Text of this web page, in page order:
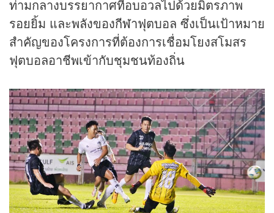
ท่ามกลางบรรยากาศที่อบอวลไปด้วยมิตรภาพ
รอยยิ้ม และพลังของกีฬาฟุตบอล ซึ่งเป็นเป้าหมาย
สำคัญของโครงการที่ต้องการเชื่อมโยงสโมสร
ฟุตบอลอาชีพเข้ากับชุมชนท้องถิ่น